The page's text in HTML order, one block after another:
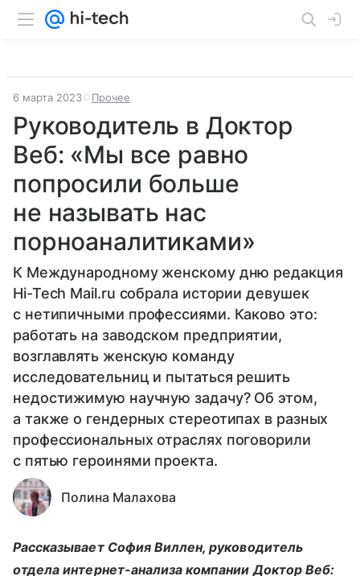
6 марта 2023 Прочее
Руководитель в Доктор
Веб: «Мы все равно
попросили больше
не называть нас
порноаналитиками»
К Международному женскому дню редакция
Hi-Tech Mail.ru cобрала истории девушек
с нетипичными профессиями. Каково это:
работать на заводском предприятии,
возглавлять женскую команду
исследовательниц и пытаться решить
недостижимую научную задачу? Об этом,
а также о гендерных стереотипах в разных
профессиональных отраслях поговорили
с пятью героинями проекта.
Полина Малахова
Рассказывает София Виллен, руководитель
отдела интернет-анализа компании Доктор Веб: